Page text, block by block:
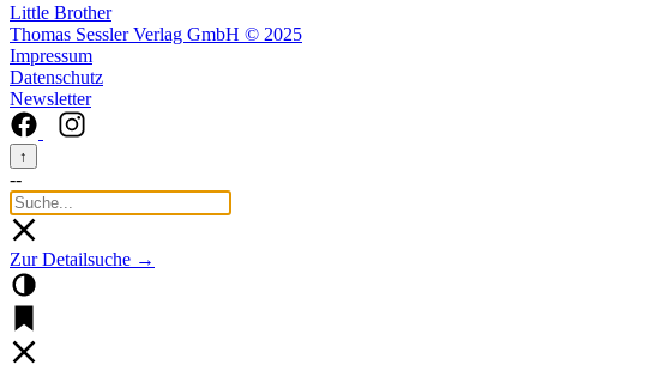
Little Brother
Thomas Sessler Verlag GmbH © 2025
Impressum
Datenschutz
Newsletter
↑
--
Zur Detailsuche →